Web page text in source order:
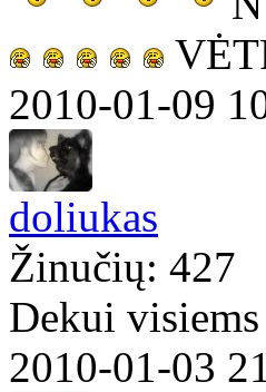
2010-01-09
doliukas
Žinučių: 427
Dekui visiems
2010-01-03